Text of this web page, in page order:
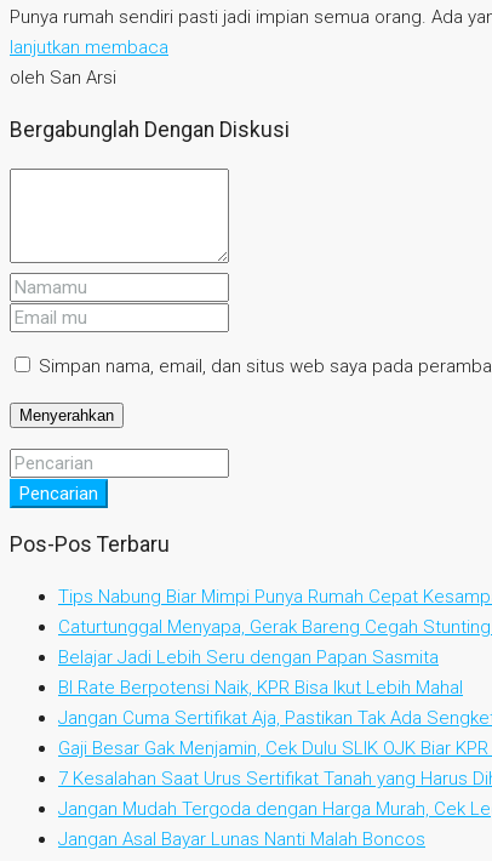
Punya rumah sendiri pasti jadi impian semua orang. Ada
lanjutkan membaca
oleh San Arsi
Bergabunglah Dengan Diskusi
Simpan nama, email, dan situs web saya pada
Pencarian
Pos-Pos Terbaru
Tips Nabung Biar Mimpi Punya Rumah Cepat
Caturtunggal Menyapa, Gerak Bareng Cegah
Belajar Jadi Lebih Seru dengan Papan Sasmita
BI Rate Berpotensi Naik, KPR Bisa Ikut Lebih Mahal
Jangan Cuma Sertifikat Aja, Pastikan Tak Ada
Gaji Besar Gak Menjamin, Cek Dulu SLIK OJK Biar KPR
7 Kesalahan Saat Urus Sertifikat Tanah yang Harus
Jangan Mudah Tergoda dengan Harga Murah, Cek
Jangan Asal Bayar Lunas Nanti Malah Boncos